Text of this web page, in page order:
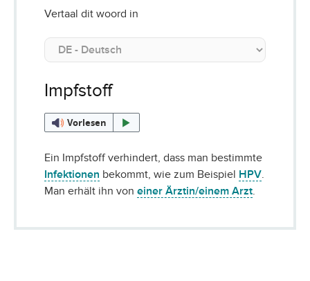
Vertaal dit woord in
Impfstoff
Vorlesen
Ein Impfstoff verhindert, dass man bestimmte
Infektionen bekommt, wie zum Beispiel HPV.
Man erhält ihn von einer Ärztin/einem Arzt.